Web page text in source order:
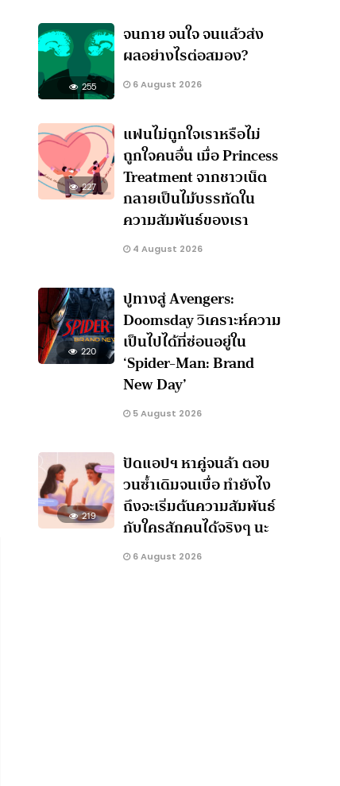
255
จนกาย จนใจ จนแล้วส่ง
ผลอย่างไรต่อสมอง?
6 August 2026
227
แฟนไม่ถูกใจเราหรือไม่
ถูกใจคนอื่น เมื่อ Princess
Treatment จากชาวเน็ต
กลายเป็นไม้บรรทัดใน
ความสัมพันธ์ของเรา
4 August 2026
220
ปูทางสู่ Avengers:
Doomsday วิเคราะห์ความ
เป็นไปได้ที่ซ่อนอยู่ใน
‘Spider-Man: Brand
New Day’
5 August 2026
219
ปัดแอปฯ หาคู่จนล้า ตอบ
วนซ้ำเดิมจนเบื่อ ทำยังไง
ถึงจะเริ่มต้นความสัมพันธ์
กับใครสักคนได้จริงๆ นะ
6 August 2026